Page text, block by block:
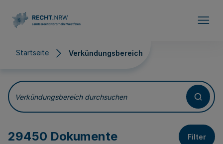
Startseite Verkündungsbereich
Verkündungsbereich
Verkündungsbereich durchsuchen
29450 Dokumente Filter